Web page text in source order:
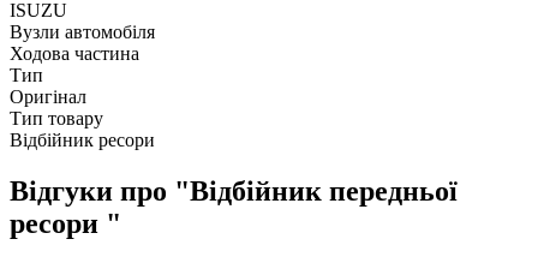
ISUZU
Вузли автомобіля
Ходова частина
Тип
Оригінал
Тип товару
Відбійник ресори
Відгуки про "Відбійник передньої
ресори "